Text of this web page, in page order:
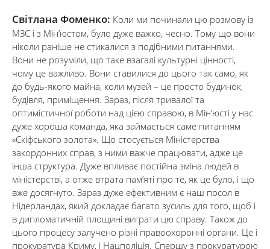
Світлана Фоменко: Коли ми починали цю розмову із
МЗС і з Мін’юстом, було дуже важко, чесно. Тому що вони
ніколи раніше не стикалися з подібними питаннями.
Вони не розуміли, що таке взагалі культурні цінності,
чому це важливо. Вони ставилися до цього так само, як
до будь-якого майна, коли музей – це просто будинок,
будівля, приміщення. Зараз, після тривалої та
оптимістичної роботи над цією справою, в Мін’юсті у нас
дуже хороша команда, яка займається саме питанням
«Скіфського золота». Що стосується Міністерства
закордонних справ, з ними важче працювати, адже це
інша структура. Дуже впливає постійна зміна людей в
міністерстві, а отже втрата пам’яті про те, як це було, і що
вже досягнуто. Зараз дуже ефективним є наш посол в
Нідерландах, який докладає багато зусиль для того, щоб і
в дипломатичній площині виграти цю справу. Також до
цього процесу залучено різні правоохоронні органи. Це і
прокуратура Криму, і Нацполіція. Спершу з прокуратурою